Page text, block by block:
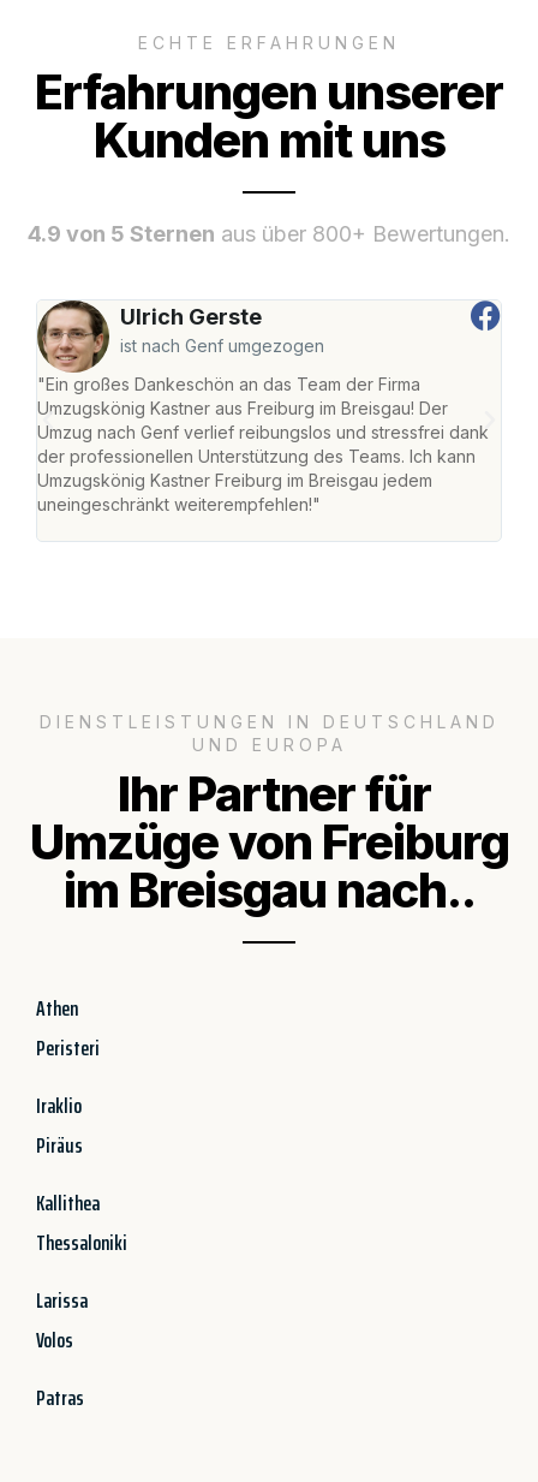
ECHTE ERFAHRUNGEN
Erfahrungen unserer
Kunden mit uns
4.9 von 5 Sternen aus über 800+ Bewertungen.
Ulrich Gerste
ist nach Genf umgezogen
"Ein großes Dankeschön an das Team der Firma
Umzugskönig Kastner aus Freiburg im Breisgau! Der
Umzug nach Genf verlief reibungslos und stressfrei dank
der professionellen Unterstützung des Teams. Ich kann
Umzugskönig Kastner Freiburg im Breisgau jedem
uneingeschränkt weiterempfehlen!"
DIENSTLEISTUNGEN IN DEUTSCHLAND
UND EUROPA
Ihr Partner für
Umzüge von Freiburg
im Breisgau nach..
Athen
Peristeri
Iraklio
Piräus
Kallithea
Thessaloniki
Larissa
Volos
Patras